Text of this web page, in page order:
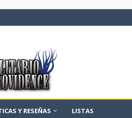
Y RESEÑAS LISTAS